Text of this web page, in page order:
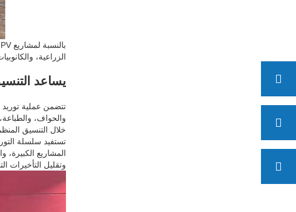
الزراعية،
يساعد
تتضمن عملية
والحواف،
خلال التنسيق
تستفيد سلسلة
المشاريع
وتقليل التأخيرات